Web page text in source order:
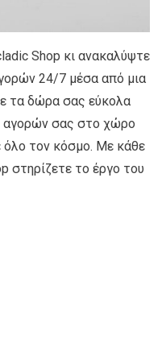
Shop κι ανακαλύψτε
24/7 μέσα από μια
τα δώρα σας εύκολα
αγορών σας στο χώρο
όλο τον κόσμο. Με κάθε
στηρίζετε το έργο του